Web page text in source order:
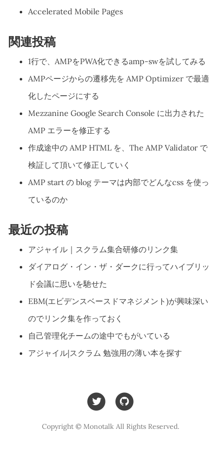
Accelerated Mobile Pages
関連投稿
1行で、AMPをPWA化できるamp-swを試してみる
AMPページからの遷移先を AMP Optimizer で最適
化したページにする
Mezzanine Google Search Console に出力された
AMP エラーを修正する
作成途中の AMP HTML を、The AMP Validator で
検証して頂いて修正していく
AMP start の blog テーマは内部でどんなcss を使っ
ているのか
最近の投稿
アジャイル｜スクラム集合研修のリンク集
ダイアログ・イン・ザ・ダークに行ってハイブリッ
ド会議に思いを馳せた
EBM(エビデンスベースドマネジメント)が興味深い
のでリンク集を作っておく
自己管理化チームの途中でもがいている
アジャイル|スクラム 勉強用の薄い本を探す
Copyright © Monotalk All Rights Reserved.